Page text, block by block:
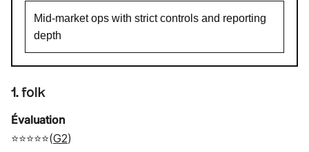
Mid-market ops with strict controls and reporting
depth
1. folk
Évaluation
⭐⭐⭐⭐⭐(G2)